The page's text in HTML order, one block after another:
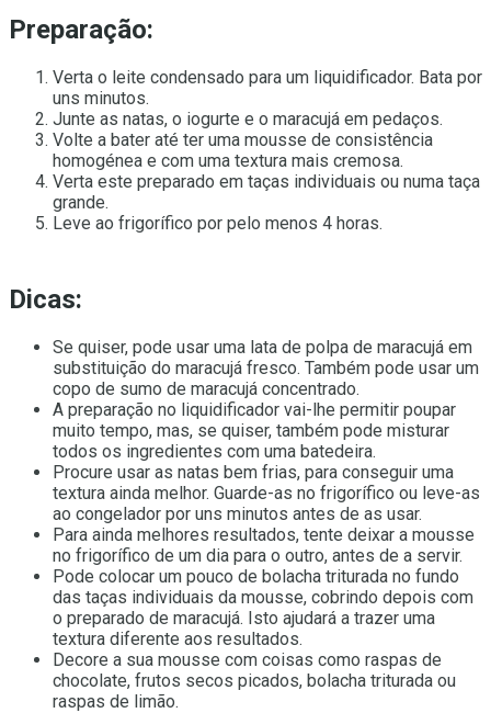
Preparação:
Verta o leite condensado para um liquidificador. Bata por
uns minutos.
Junte as natas, o iogurte e o maracujá em pedaços.
Volte a bater até ter uma mousse de consistência
homogénea e com uma textura mais cremosa.
Verta este preparado em taças individuais ou numa taça
grande.
Leve ao frigorífico por pelo menos 4 horas.
Dicas:
Se quiser, pode usar uma lata de polpa de maracujá em
substituição do maracujá fresco. Também pode usar um
copo de sumo de maracujá concentrado.
A preparação no liquidificador vai-lhe permitir poupar
muito tempo, mas, se quiser, também pode misturar
todos os ingredientes com uma batedeira.
Procure usar as natas bem frias, para conseguir uma
textura ainda melhor. Guarde-as no frigorífico ou leve-as
ao congelador por uns minutos antes de as usar.
Para ainda melhores resultados, tente deixar a mousse
no frigorífico de um dia para o outro, antes de a servir.
Pode colocar um pouco de bolacha triturada no fundo
das taças individuais da mousse, cobrindo depois com
o preparado de maracujá. Isto ajudará a trazer uma
textura diferente aos resultados.
Decore a sua mousse com coisas como raspas de
chocolate, frutos secos picados, bolacha triturada ou
raspas de limão.